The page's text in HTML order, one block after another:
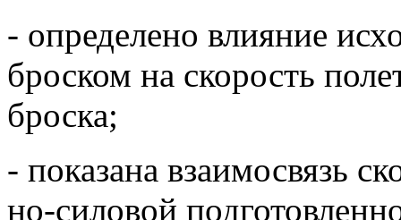
- определено влияние
броском на скорость
броска;
- показана взаимосвязь
но-силовой